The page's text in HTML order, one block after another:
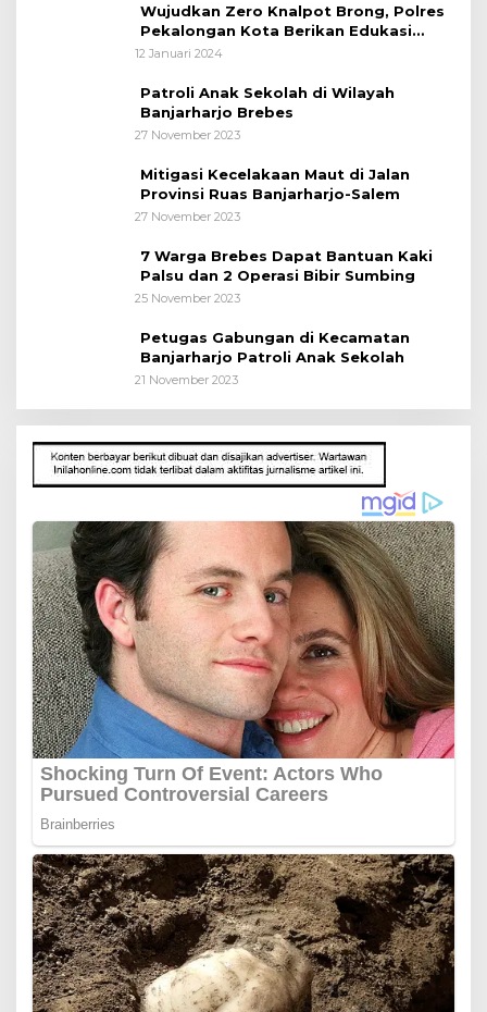
Wujudkan Zero Knalpot Brong, Polres
Pekalongan Kota Berikan Edukasi
Kepada Pelajar
12 Januari 2024
Patroli Anak Sekolah di Wilayah
Banjarharjo Brebes
27 November 2023
Mitigasi Kecelakaan Maut di Jalan
Provinsi Ruas Banjarharjo-Salem
27 November 2023
7 Warga Brebes Dapat Bantuan Kaki
Palsu dan 2 Operasi Bibir Sumbing
25 November 2023
Petugas Gabungan di Kecamatan
Banjarharjo Patroli Anak Sekolah
21 November 2023